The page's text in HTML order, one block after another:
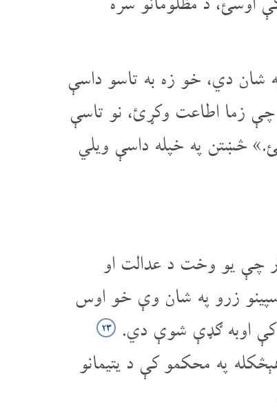
دي، خو زه به تاسو داسې
زما اطاعت وکړئ، نو تاسې
څښتن په خپله داسې ویلي
چې یو وخت د عدالت او
زرو په شان وې خو اوس
کې اوبه ګډې شوې دي.
۲۳
په محکمو کې د یتیمانو